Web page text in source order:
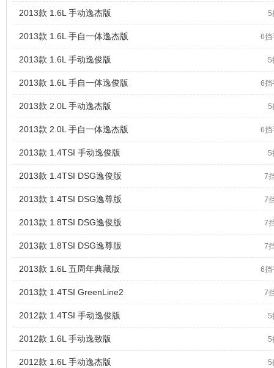
2013款 1.6L 手动逸杰版 5
2013款 1.6L 手自一体逸杰版 6挡
2013款 1.6L 手动逸俊版 5
2013款 1.6L 手自一体逸俊版 6挡
2013款 2.0L 手动逸杰版 5
2013款 2.0L 手自一体逸杰版 6挡
2013款 1.4TSI 手动逸俊版 5
2013款 1.4TSI DSG逸俊版 7
2013款 1.4TSI DSG逸尊版 7
2013款 1.8TSI DSG逸俊版 7
2013款 1.8TSI DSG逸尊版 7
2013款 1.6L 五周年典藏版 6挡
2013款 1.4TSI GreenLine2 7
2012款 1.4TSI 手动逸俊版 5
2012款 1.6L 手动逸致版 5
2012款 1.6L 手动逸杰版 5